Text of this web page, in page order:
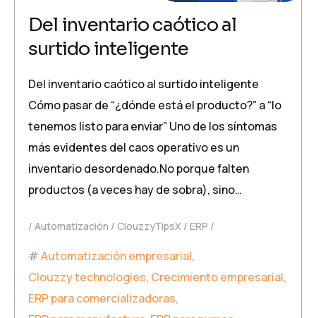
Del inventario caótico al
surtido inteligente
Del inventario caótico al surtido inteligente
Cómo pasar de “¿dónde está el producto?” a “lo
tenemos listo para enviar” Uno de los síntomas
más evidentes del caos operativo es un
inventario desordenado.No porque falten
productos (a veces hay de sobra), sino…
Automatización ClouzzyTipsX ERP
Automatización empresarial,
Clouzzy technologies, Crecimiento empresarial,
ERP para comercializadoras,